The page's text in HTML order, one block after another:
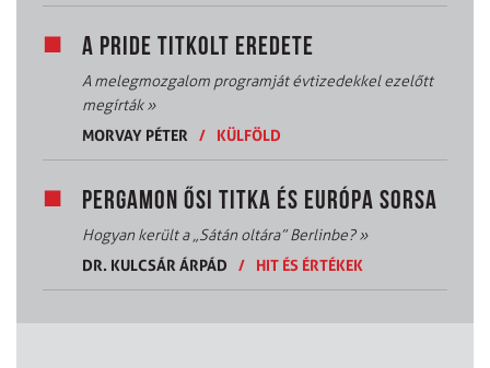
A PRIDE TITKOLT EREDETE
A melegmozgalom programját évtizedekkel ezelőtt
megírták»
MORVAY PÉTER
/ KÜLFÖLD
PERGAMON ŐSI TITKA ÉS EURÓPA SORSA
Hogyan került a „Sátán oltára” Berlinbe?»
DR. KULCSÁR ÁRPÁD
/ HIT ÉS ÉRTÉKEK